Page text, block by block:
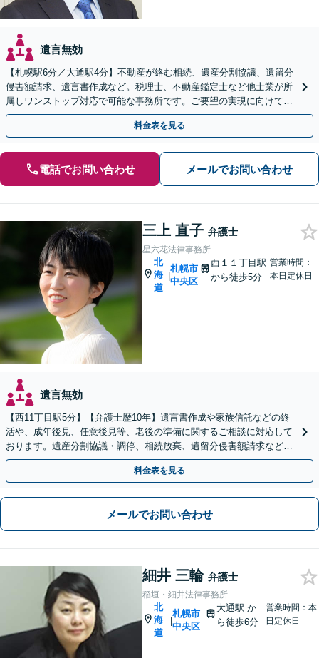
遺言無効
【札幌駅6分／大通駅4分】不動産が絡む相続、遺産分割協議、遺留分
侵害額請求、遺言書作成など。税理士、不動産鑑定士など他士業が所
属しワンストップ対応で可能な事務所です。ご要望の実現に向けて、
複数の解決策をご提案いたします【初回相談無料】
料金表を見る
電話でお問い合わせ メールでお問い合わせ
三上 直子 弁護士
星六花法律事務所
北
海
道
|
札幌市
中央区
西１１丁目駅
から徒歩5分
営業時間：
本日定休日
遺言無効
【西11丁目駅5分】【弁護士歴10年】遺言書作成や家族信託などの終
活や、成年後見、任意後見等、老後の準備に関するご相談に対応して
おります。遺産分割協議・調停、相続放棄、遺留分侵害額請求など
も、お任せください。【初回相談無料】【Web面談可】
料金表を見る
メールでお問い合わせ
細井 三輪 弁護士
稻垣・細井法律事務所
北
海
道
|
札幌市
中央区
大通駅 か
ら徒歩6分
営業時間：本
日定休日